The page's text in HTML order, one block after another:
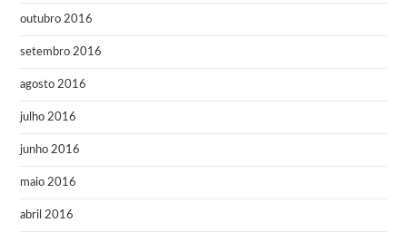
outubro 2016
setembro 2016
agosto 2016
julho 2016
junho 2016
maio 2016
abril 2016